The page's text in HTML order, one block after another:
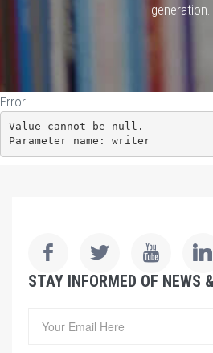
generation.
Error:
Value cannot be null.
Parameter name: writer
STAY INFORMED OF NEWS